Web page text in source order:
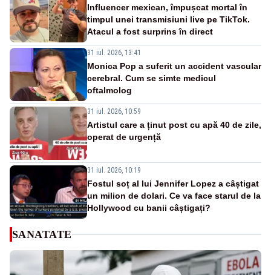
Influencer mexican, împușcat mortal în
timpul unei transmisiuni live pe TikTok.
Atacul a fost surprins în direct
31 iul. 2026, 13:41
Monica Pop a suferit un accident vascular
cerebral. Cum se simte medicul
oftalmolog
31 iul. 2026, 10:59
Artistul care a ținut post cu apă 40 de zile,
operat de urgență
31 iul. 2026, 10:19
Fostul soț al lui Jennifer Lopez a câștigat
un milion de dolari. Ce va face starul de la
Hollywood cu banii câștigați?
SANATATE